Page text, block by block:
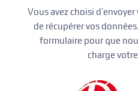
Vous avez choisi
de récupérer vos
formulaire pour que
charge